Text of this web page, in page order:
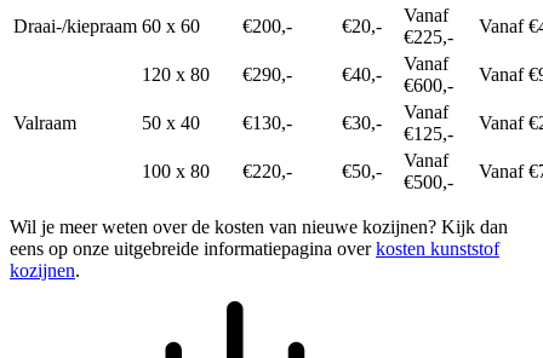
Draai-/kiepraam 60 x 60 €200,- €20,-
Vanaf
€225,-
Vanaf
120 x 80 €290,- €40,-
Vanaf
€600,-
Vanaf
Valraam 50 x 40 €130,- €30,-
Vanaf
€125,-
Vanaf
100 x 80 €220,- €50,-
Vanaf
€500,-
Vanaf
Wil je meer weten over de kosten van nieuwe kozijnen? Kijk dan
eens op onze uitgebreide informatiepagina overkosten kunststof
kozijnen.